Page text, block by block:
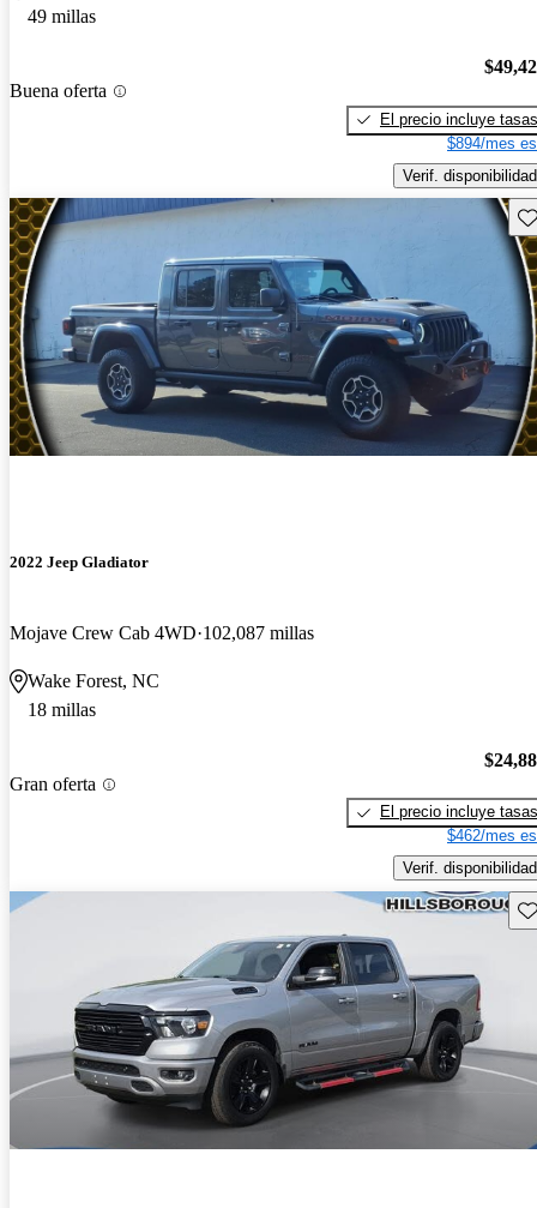
49 millas
Buena oferta
El precio incluye tasas
$894/mes
Verif. disponibilidad
2022 Jeep Gladiator
Mojave Crew Cab 4WD 102,087 millas
Wake Forest, NC
18 millas
Gran oferta
El precio incluye tasas
$462/mes
Verif. disponibilidad